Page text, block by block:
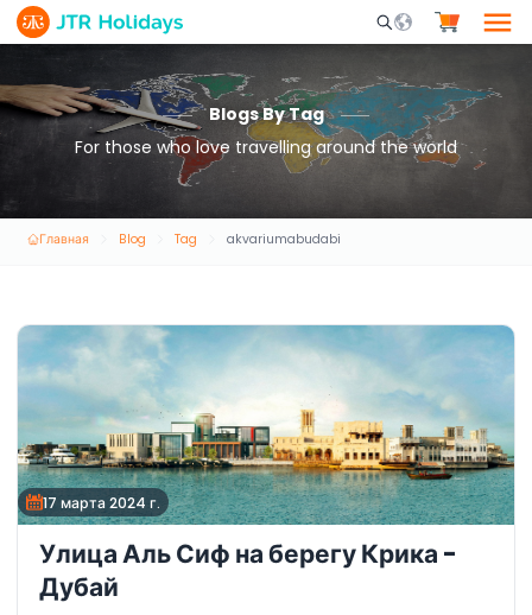
Mobile Search
Blogs By Tag
For those who love travelling around the world
Главная Blog Tag akvariumabudabi
17 марта 2024 г.
Улица Аль Сиф на берегу Крика -
Дубай